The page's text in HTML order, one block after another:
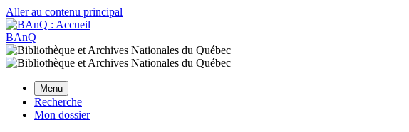
Aller au contenu principal
BAnQ
Menu
Recherche
Mon dossier